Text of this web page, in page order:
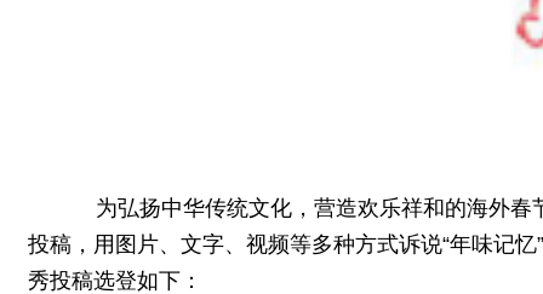
为弘扬中华传统文化，营造欢乐祥和的海外春
投稿，用图片、文字、视频等多种方式诉说“年味记
秀投稿选登如下：